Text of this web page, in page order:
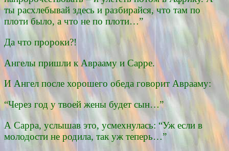
ты расхлебывай здесь и разбирайся, что там по
плоти было, а что не по плоти…”
Да что пророки?!
Ангелы пришли к Аврааму и Сарре.
И Ангел после хорошего обеда говорит Аврааму:
“Через год у твоей жены будет сын…”
А Сарра, услышав это, усмехнулась: “Уж если в
молодости не родила, так уж теперь…”